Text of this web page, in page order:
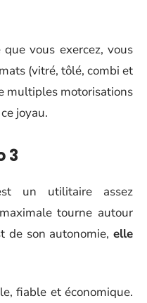
vous exercez, vous
(vitré, tôlé, combi et
multiples motorisations
joyau.
3
un utilitaire assez
tourne autour
de son autonomie, elle
fiable et économique.